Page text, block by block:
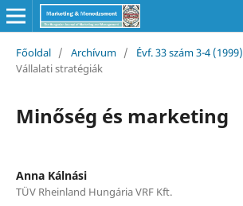
Főoldal / Archívum / Évf. 33 szám 3-4 (1999)
Vállalati stratégiák
Minőség és marketing
Anna Kálnási
TÜV Rheinland Hungária VRF Kft.